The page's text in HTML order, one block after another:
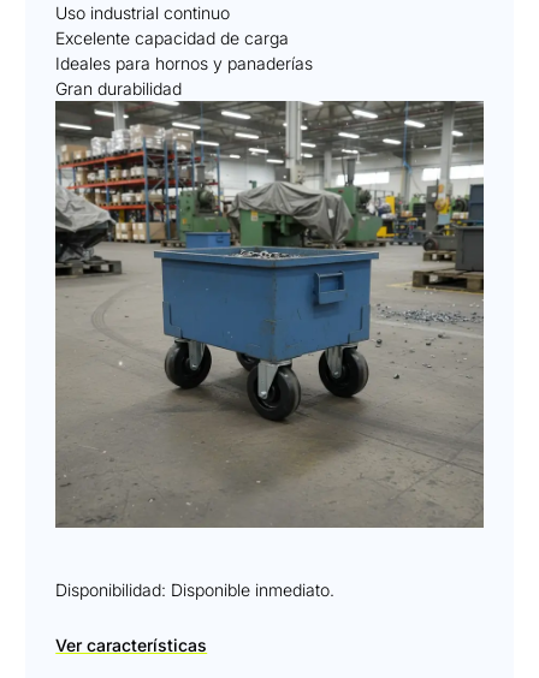
Uso industrial continuo
Excelente capacidad de carga
Ideales para hornos y panaderías
Gran durabilidad
Disponibilidad: Disponible inmediato.
Ver características